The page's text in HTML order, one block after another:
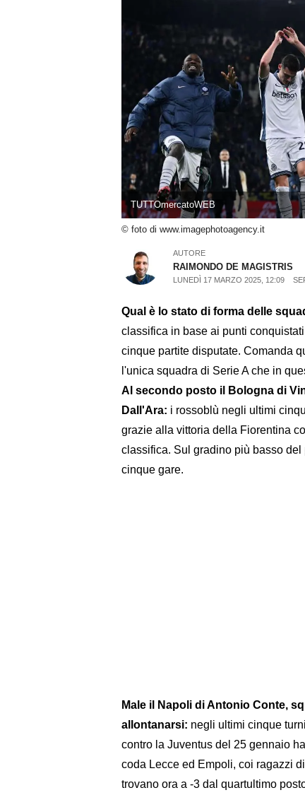
TUTTOmercatoWEB
© foto di www.imagephotoagency.it
AUTORE
RAIMONDO DE MAGISTRIS
LUNEDÌ 17 MARZO 2025, 12:09
Qual è lo stato di forma delle
classifica in base ai punti
cinque partite disputate. Comanda
l'unica squadra di Serie A che in
Al secondo posto il Bologna di
Dall'Ara: i rossoblù negli ultimi
grazie alla vittoria della Fiorentina
classifica. Sul gradino più basso
cinque gare.
Male il Napoli di Antonio Conte,
allontanarsi: negli ultimi cinque
contro la Juventus del 25 gennaio
coda Lecce ed Empoli, coi ragazzi
trovano ora a -3 dal quartultimo